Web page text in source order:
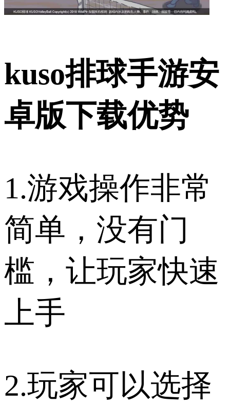
kuso排球手游安
卓版下载优势
1.游戏操作非常
简单，没有门
槛，让玩家快速
上手
2.玩家可以选择